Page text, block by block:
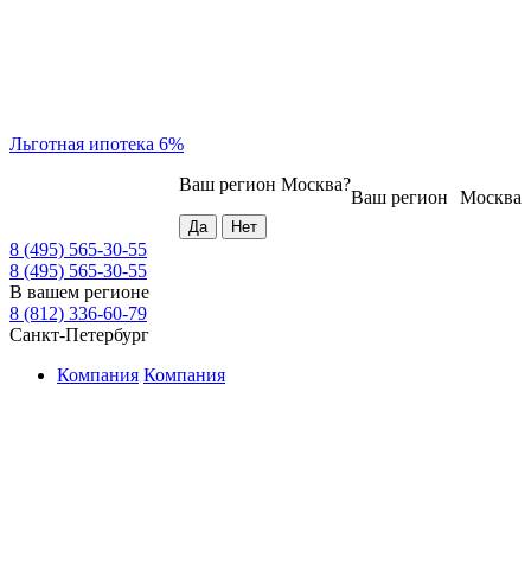
Льготная ипотека 6%
Москва
Ваш регион
Ваш регион Москва?
8 (495) 565-30-55
8 (495) 565-30-55
В вашем регионе
8 (812) 336-60-79
Санкт-Петербург
Компания Компания